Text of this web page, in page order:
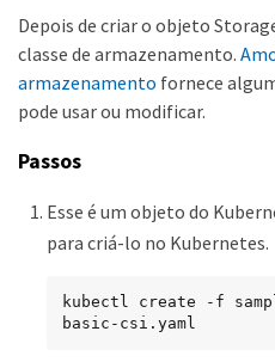
Depois de criar o objeto
classe de armazenamento.
armazenamento fornece
pode usar ou modificar.
Passos
Esse é um objeto do
para criá-lo no Kubernetes.
kubectl create -f
basic-csi.yaml